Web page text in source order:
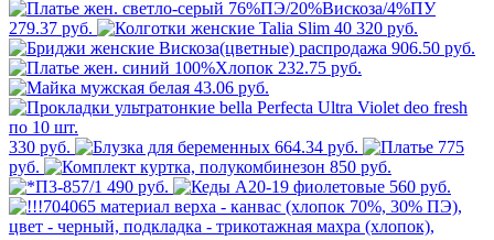
279.37 руб.
320 руб.
906.50 руб.
232.75 руб.
43.06 руб.
330 руб. 664.34 руб.
775
руб.
850 руб.
490 руб.
560 руб.